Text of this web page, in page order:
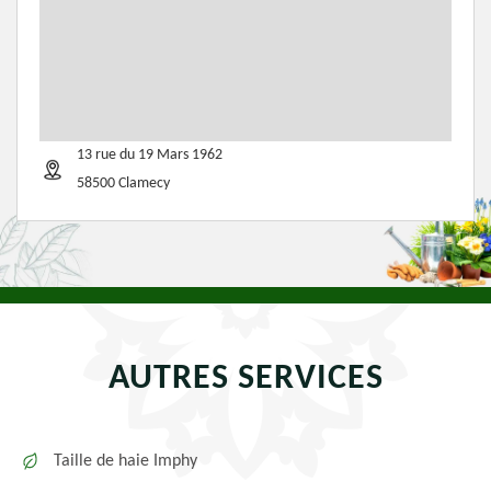
13 rue du 19 Mars 1962
58500 Clamecy
AUTRES SERVICES
Taille de haie Imphy